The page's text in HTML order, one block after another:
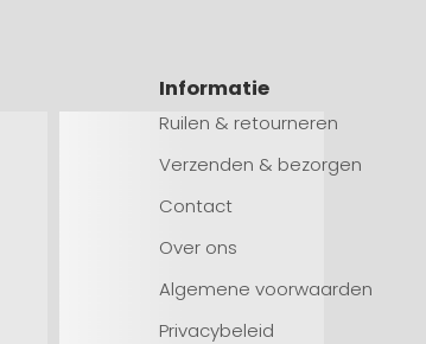
Informatie
Ruilen & retourneren
Verzenden & bezorgen
Contact
Over ons
Algemene voorwaarden
Privacybeleid